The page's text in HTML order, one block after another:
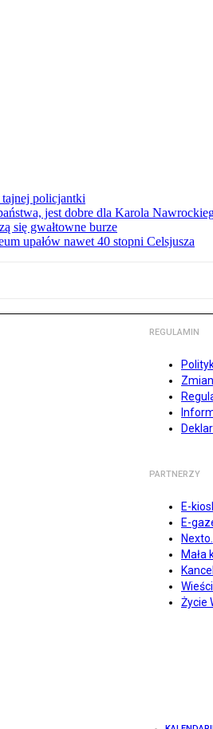
policjantki
jest dobre dla Karola
się gwałtowne burze
upałów nawet 40 stopni Celsjusza
REGULAMIN
PARTNERZY
E-
E-
Mała
Życie